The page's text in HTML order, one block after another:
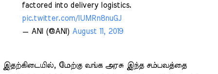
factored into delivery logistics.
pic.twitter.com/IUMRn8nuGJ
— ANI (@ANI) August 11, 2019
இதற்கிடையில், மேற்கு வங்க அரசு இந்த சம்பவத்தை